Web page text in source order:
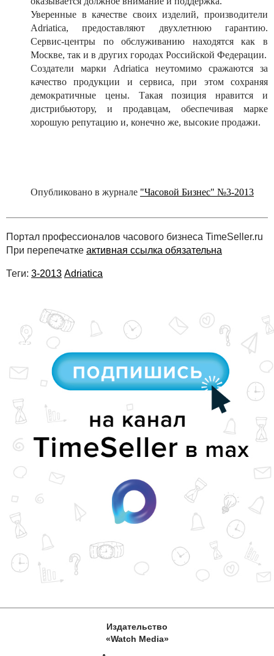
Уверенные в качестве своих изделий, производители
Adriatica, предоставляют двухлетнюю гарантию.
Сервис-центры по обслуживанию находятся как в
Москве, так и в других городах Российской Федерации.
Создатели марки Adriatica неутомимо сражаются за
качество продукции и сервиса, при этом сохраняя
демократичные цены. Такая позиция нравится и
дистрибьютору, и продавцам, обеспечивая марке
хорошую репутацию и, конечно же, высокие продажи.
Опубликовано в журнале "Часовой Бизнес" №3-2013
Портал профессионалов часового бизнеса TimeSeller.ru
При перепечатке активная ссылка обязательна
Теги: 3-2013 Adriatica
Издательство
«Watch Media»